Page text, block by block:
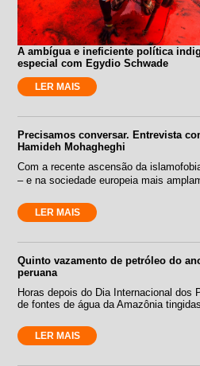
A ambígua e ineficiente política
especial com Egydio Schwade
LER MAIS
Precisamos conversar. Entrevista
Hamideh Mohagheghi
Com a recente ascensão da
– e na sociedade europeia mais
LER MAIS
Quinto vazamento de petróleo do
peruana
Horas depois do Dia Internacional dos
de fontes de água da Amazônia
LER MAIS